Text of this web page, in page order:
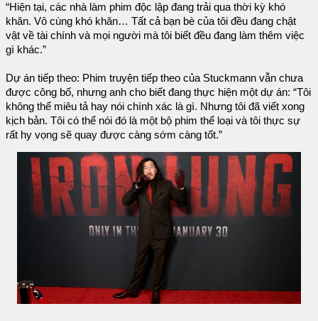
“Hiện tại, các nhà làm phim độc lập đang trải qua thời kỳ khó
khăn. Vô cùng khó khăn… Tất cả bạn bè của tôi đều đang chật
vật về tài chính và mọi người mà tôi biết đều đang làm thêm việc
gì khác.”
Dự án tiếp theo: Phim truyện tiếp theo của Stuckmann vẫn chưa
được công bố, nhưng anh cho biết đang thực hiện một dự án: “Tôi
không thể miêu tả hay nói chính xác là gì. Nhưng tôi đã viết xong
kịch bản. Tôi có thể nói đó là một bộ phim thể loại và tôi thực sự
rất hy vọng sẽ quay được càng sớm càng tốt.”